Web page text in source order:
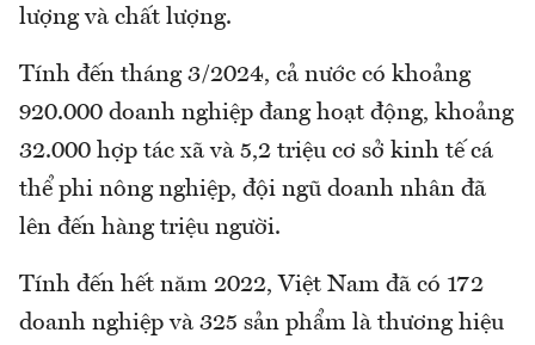
lượng và chất lượng.
Tính đến tháng 3/2024, cả nước có khoảng
920.000 doanh nghiệp đang hoạt động, khoảng
32.000 hợp tác xã và 5,2 triệu cơ sở kinh tế cá
thể phi nông nghiệp, đội ngũ doanh nhân đã
lên đến hàng triệu người.
Tính đến hết năm 2022, Việt Nam đã có 172
doanh nghiệp và 325 sản phẩm là thương hiệu